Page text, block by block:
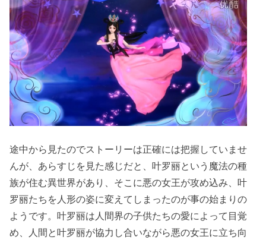
途中から見たのでストーリーは正確には把握していませ
んが、あらすじを見た感じだと、叶罗丽という魔法の種
族が住む異世界があり、そこに悪の女王が攻め込み、叶
罗丽たちを人形の姿に変えてしまったのが事の始まりの
ようです。叶罗丽は人間界の子供たちの愛によって目覚
め、人間と叶罗丽が協力し合いながら悪の女王に立ち向